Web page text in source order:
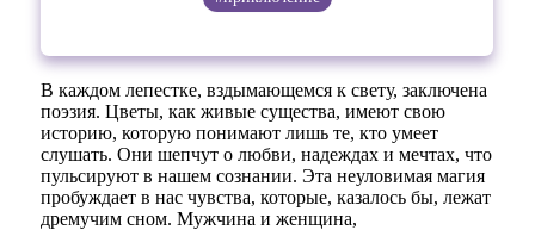
В каждом лепестке, вздымающемся к свету, заключена
поэзия. Цветы, как живые существа, имеют свою
историю, которую понимают лишь те, кто умеет
слушать. Они шепчут о любви, надеждах и мечтах, что
пульсируют в нашем сознании. Эта неуловимая магия
пробуждает в нас чувства, которые, казалось бы, лежат
дремучим сном. Мужчина и женщина,